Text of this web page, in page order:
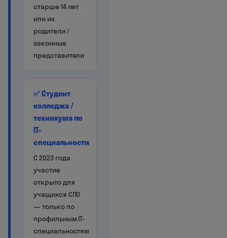
старше 14 лет
или их
родители /
законные
представители
✅ Студент
колледжа /
техникума по
IT-
специальности
С 2023 года
участие
открыто для
учащихся СПО
— только по
профильным IT-
специальностям